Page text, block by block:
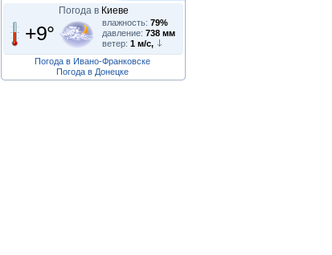
Погода в Киеве
+9° влажность: 79%
давление: 738 мм
ветер: 1 м/с,
Погода в Ивано-Франковске
Погода в Донецке